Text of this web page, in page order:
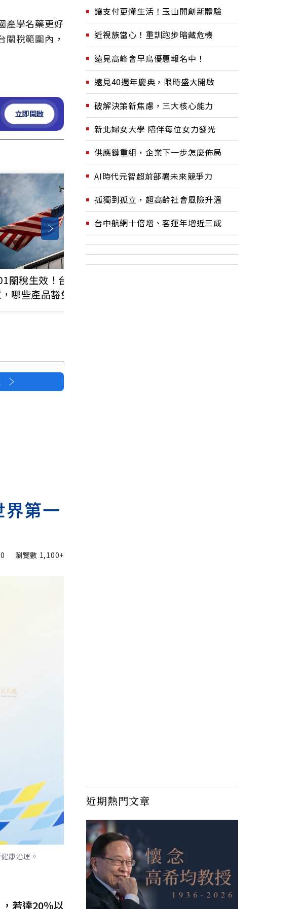
產學名藥更好
稅範圍內，
立即開啟
關稅生效！台灣稅率出
哪些產品豁免？最惠國
第一
瀏覽數 1,100+
康治理。
若達20％以
讓支付更懂生活！玉山開創新體驗
近視族當心！重訓跑步暗藏危機
遠見高峰會早鳥優惠報名中！
遠見40週年慶典，限時盛大開啟
破解決策新焦慮，三大核心能力
新北婦女大學 陪伴每位女力發光
供應鏈重組，企業下一步怎麼佈局
AI時代元智超前部署未來競爭力
孤獨到孤立，超高齡社會風險升溫
台中航網十倍增、客運年增近三成
近期熱門文章